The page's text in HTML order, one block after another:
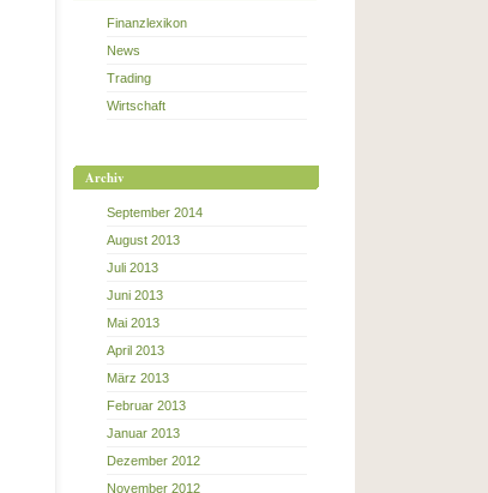
Finanzlexikon
News
Trading
Wirtschaft
Archiv
September 2014
August 2013
Juli 2013
Juni 2013
Mai 2013
April 2013
März 2013
Februar 2013
Januar 2013
Dezember 2012
November 2012